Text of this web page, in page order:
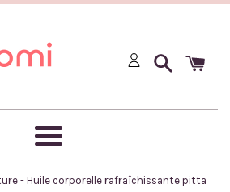
Menu
- Huile corporelle rafraîchissante pitta